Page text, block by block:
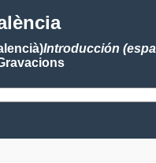
Introducción